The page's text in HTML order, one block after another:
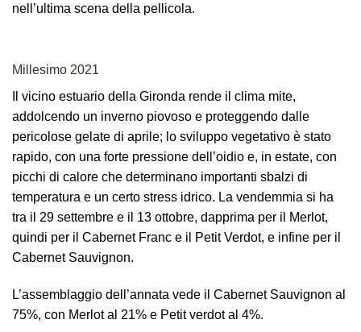
nell’ultima scena della pellicola.
Millesimo 2021
Il vicino estuario della Gironda rende il clima mite,
addolcendo un inverno piovoso e proteggendo dalle
pericolose gelate di aprile; lo sviluppo vegetativo è stato
rapido, con una forte pressione dell’oidio e, in estate, con
picchi di calore che determinano importanti sbalzi di
temperatura e un certo stress idrico. La vendemmia si ha
tra il 29 settembre e il 13 ottobre, dapprima per il Merlot,
quindi per il Cabernet Franc e il Petit Verdot, e infine per il
Cabernet Sauvignon.
L’assemblaggio dell’annata vede il Cabernet Sauvignon al
75%, con Merlot al 21% e Petit verdot al 4%.